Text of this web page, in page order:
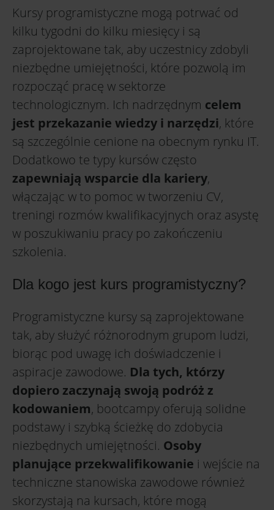
Kursy programistyczne mogą potrwać od
kilku tygodni do kilku miesięcy i są
zaprojektowane tak, aby uczestnicy zdobyli
niezbędne umiejętności, które pozwolą im
rozpocząć pracę w sektorze
technologicznym. Ich nadrzędnym celem
jest przekazanie wiedzy i narzędzi, które
są szczególnie cenione na obecnym rynku IT.
Dodatkowo te typy kursów często
zapewniają wsparcie dla kariery,
włączając w to pomoc w tworzeniu CV,
treningi rozmów kwalifikacyjnych oraz asystę
w poszukiwaniu pracy po zakończeniu
szkolenia.
Dla kogo jest kurs programistyczny?
Programistyczne kursy są zaprojektowane
tak, aby służyć różnorodnym grupom ludzi,
biorąc pod uwagę ich doświadczenie i
aspiracje zawodowe. Dla tych, którzy
dopiero zaczynają swoją podróż z
kodowaniem, bootcampy oferują solidne
podstawy i szybką ścieżkę do zdobycia
niezbędnych umiejętności. Osoby
planujące przekwalifikowanie i wejście na
techniczne stanowiska zawodowe również
skorzystają na kursach, które mogą